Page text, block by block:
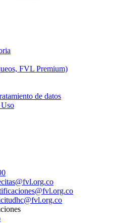
FVL Premium)
de datos